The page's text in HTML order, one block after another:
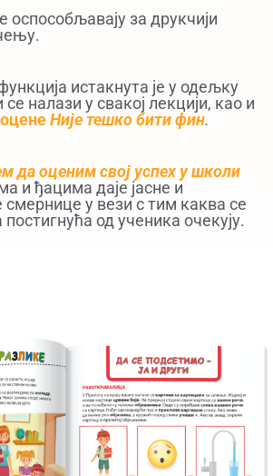
оспособљавају за друкчији
истакнута је у одељку
се налази у свакој лекцији, као и
Није тешко бити фин.
да оценим свој успех у школи
и ђацима даје јасне и
смернице у вези с тим каква се
од ученика очекују.